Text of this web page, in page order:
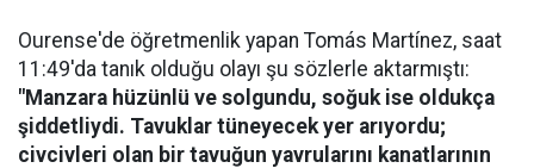
Ourense'de öğretmenlik yapan Tomás Martínez, saat
11:49'da tanık olduğu olayı şu sözlerle aktarmıştı:
"Manzara hüzünlü ve solgundu, soğuk ise oldukça
şiddetliydi. Tavuklar tüneyecek yer arıyordu;
civcivleri olan bir tavuğun yavrularını kanatlarının